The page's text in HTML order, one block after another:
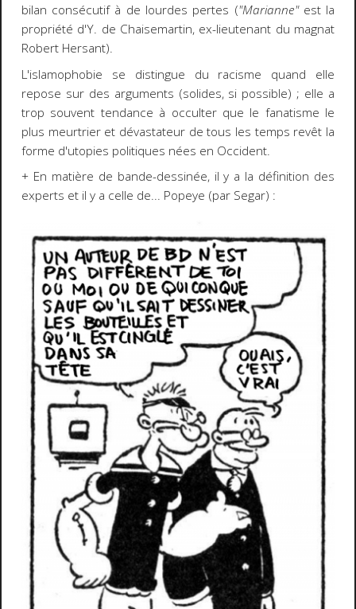
bilan consécutif à de lourdes pertes ("Marianne"est la
propriété d'Y. de Chaisemartin, ex-lieutenant du magnat
Robert Hersant).
L'islamophobie se distingue du racisme quand elle
repose sur des arguments (solides, si possible) ; elle a
trop souvent tendance à occulter que le fanatisme le
plus meurtrier et dévastateur de tous les temps revêt la
forme d'utopies politiques nées en Occident.
+ En matière de bande-dessinée, il y a la définition des
experts et il y a celle de... Popeye (par Segar) :